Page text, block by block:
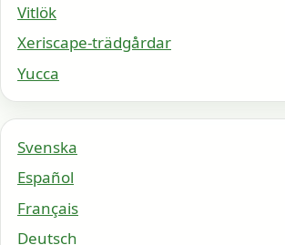
Vitlök
Xeriscape-trädgårdar
Yucca
Svenska
Español
Français
Deutsch